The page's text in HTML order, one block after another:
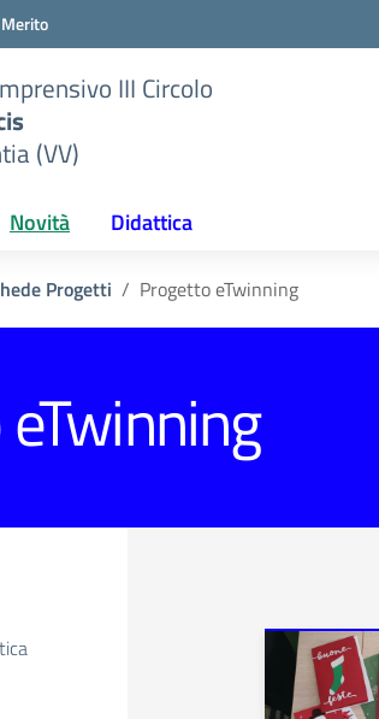
III Circolo
(VV)
Novità Didattica
Progetti Progetto eTwinning